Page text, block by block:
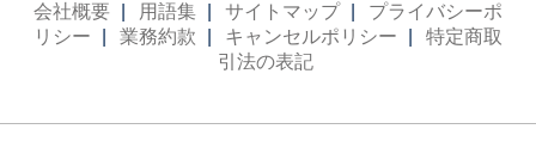
会社概要 用語集 サイトマップ
プライバシーポ
リシー
業務約款 キャンセルポリシー
特定商取
引法の表記